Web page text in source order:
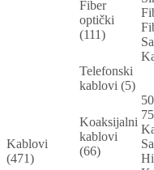
Kablovi
(471)
Fiber
optički
(111)
Telefonski
kablovi (5)
Koaksijalni
kablovi
(66)